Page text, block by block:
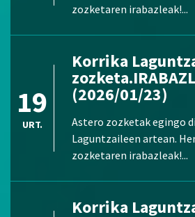
zozketaren irabazleak!...
19
URT.
Korrika
(2026/01/23)
Astero zozketak egingo
Laguntzaileen artean.
zozketaren irabazleak!...
Korrika